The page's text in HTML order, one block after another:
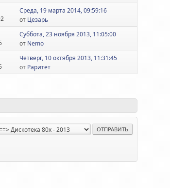
Среда, 19 марта 2014, 09:59:16
от Цезарь
Суббота, 23 ноября 2013, 11:05:00
от Nemo
Четверг, 10 октября 2013, 11:31:45
от Раритет